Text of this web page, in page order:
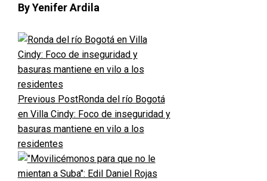
By Yenifer Ardila
Previous PostRonda del río Bogotá
en Villa Cindy: Foco de inseguridad y
basuras mantiene en vilo a los
residentes